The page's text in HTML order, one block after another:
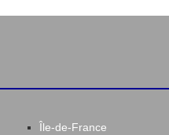
Île-de-France